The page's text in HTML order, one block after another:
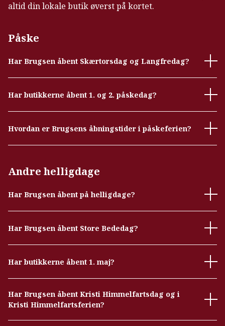
altid din lokale butik øverst på kortet.
Påske
Har Brugsen åbent Skærtorsdag og Langfredag?
Har butikkerne åbent 1. og 2. påskedag?
Hvordan er Brugsens åbningstider i påskeferien?
Andre helligdage
Har Brugsen åbent på helligdage?
Har Brugsen åbent Store Bededag?
Har butikkerne åbent 1. maj?
Har Brugsen åbent Kristi Himmelfartsdag og i
Kristi Himmelfartsferien?